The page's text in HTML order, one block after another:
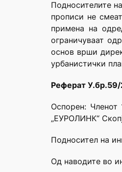
Подносителите
прописи не
примена на
ограничуваат
основ врши
урбанистички
Реферат
Oспорен:
„ЕУРОЛИНК“
Подносител на
Од наводите во